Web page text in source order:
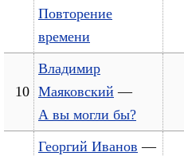
Повторение
времени
10
Владимир
Маяковский —
А вы могли бы?
Георгий Иванов —